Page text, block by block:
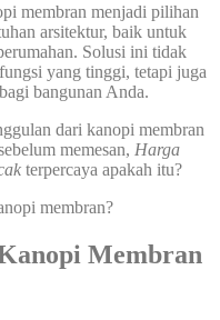
membran menjadi pilihan
arsitektur, baik untuk
Solusi ini tidak
yang tinggi, tetapi juga
bangunan Anda.
dari kanopi membran
memesan, Harga
terpercaya apakah itu?
membran?
Membran